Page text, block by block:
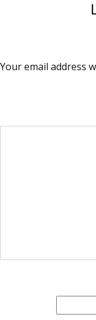
Your email address